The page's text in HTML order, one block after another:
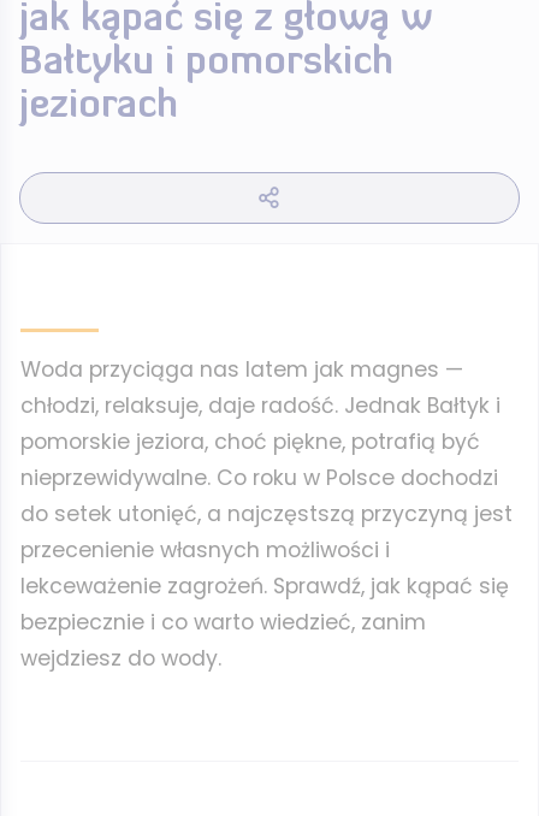
jak kąpać się z głową w
Bałtyku i pomorskich
jeziorach
Woda przyciąga nas latem jak magnes —
chłodzi, relaksuje, daje radość. Jednak Bałtyk i
pomorskie jeziora, choć piękne, potrafią być
nieprzewidywalne. Co roku w Polsce dochodzi
do setek utonięć, a najczęstszą przyczyną jest
przecenienie własnych możliwości i
lekceważenie zagrożeń. Sprawdź, jak kąpać się
bezpiecznie i co warto wiedzieć, zanim
wejdziesz do wody.